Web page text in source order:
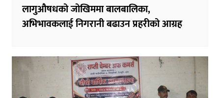
लागुऔषधको जोखिममा बालबालिका,
अभिभावकलाई निगरानी बढाउन प्रहरीको आग्रह